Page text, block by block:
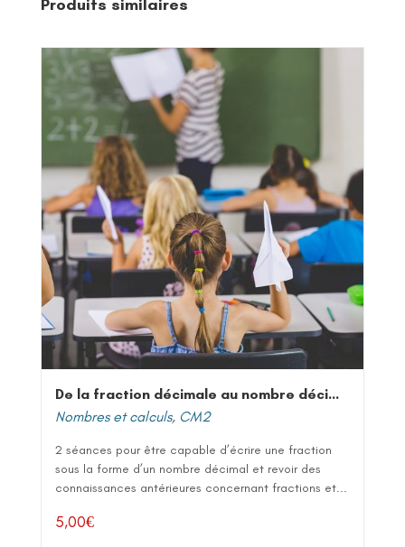
Produits similaires
De la fraction décimale au nombre décimal
Nombres et calculs, CM2
2 séances pour être capable d’écrire une fraction
sous la forme d’un nombre décimal et revoir des
connaissances antérieures concernant fractions et...
5,00€